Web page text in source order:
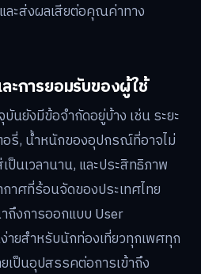
ละส่งผลเสียต่อคุณค่าทาง
ะการยอมรับของผู้ใช้
นยังมีข้อจำกัดอยู่บ้าง เช่น ระยะ
อรี่, น้ำหนักของอุปกรณ์ที่อาจไม่
ป็นเวลานาน, และประสิทธิภาพ
าศที่ร้อนจัดของประเทศไทย
งการออกแบบ User
ยสำหรับนักท่องเที่ยวทุกเพศทุก
ยเป็นอุปสรรคต่อการเข้าถึง